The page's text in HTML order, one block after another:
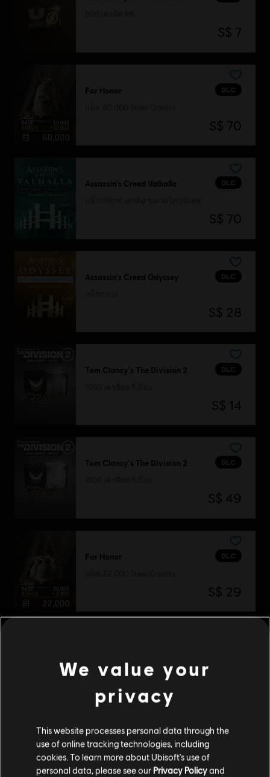
S$ 7
DLC
For Honor
S$ 70
DLC
Assassin's Creed Valhalla
S$ 70
DLC
Assassin's Creed Odyssey
S$ 28
DLC
Tom Clancy's The Division 2
S$ 14
DLC
Tom Clancy's The Division 2
S$ 49
DLC
For Honor
S$ 29
แพ็กมาตรฐาน
Ghost Recon Wildlands
1,700 GR Credits
We value your
privacy
This website processes personal data through the
use of online tracking technologies, including
cookies. To learn more about Ubisoft's use of
personal data, please see our Privacy Policyand